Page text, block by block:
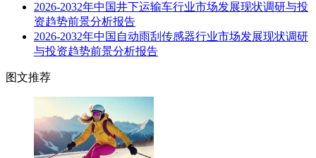
2026-2032年中国井下运输车行业市场发展现状调研与投
资趋势前景分析报告
2026-2032年中国自动雨刮传感器行业市场发展现状调研
与投资趋势前景分析报告
图文推荐